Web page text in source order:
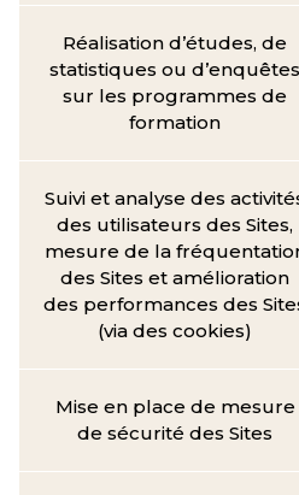
Réalisation d’études, de
statistiques ou d’enquêtes
sur les programmes de
formation
Suivi et analyse des
des utilisateurs des Sites,
mesure de la
des Sites et amélioration
des performances des
(via des cookies)
Mise en place de mesure
de sécurité des Sites